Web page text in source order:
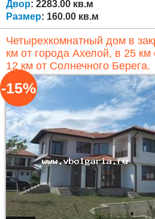
Двор: 2283.00 кв.м
Размер: 160.00 кв.м
Четырехкомнатный дом в
км от города Ахелой, в 25 км
12 км от Солнечного Берега.
-15%